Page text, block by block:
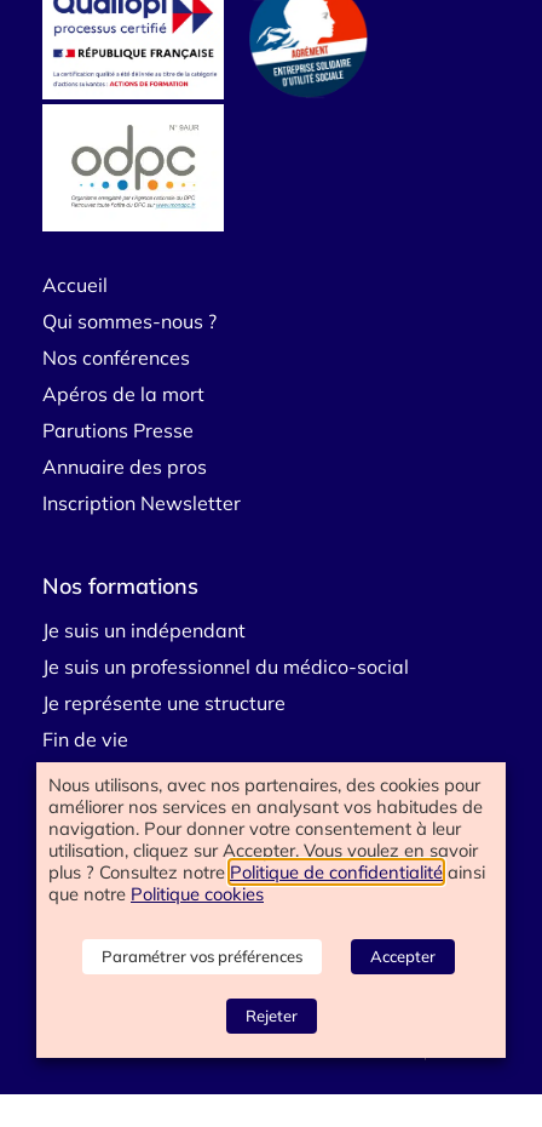
Accueil
Qui sommes-nous ?
Nos conférences
Apéros de la mort
Parutions Presse
Annuaire des pros
Inscription Newsletter
Nos formations
Je suis un indépendant
Je suis un professionnel du médico-social
Je représente une structure
Fin de vie
Deuil
Handicap
E-learning
Contactez-nous
Nous utilisons, avec nos partenaires, des cookies pour
améliorer nos services en analysant vos habitudes de
navigation. Pour donner votre consentement à leur
utilisation, cliquez sur Accepter. Vous voulez en savoir
plus ? Consultez notre Politique de confidentialité ainsi
que notre Politique cookies
Paramétrer vos préférences Accepter
Rejeter